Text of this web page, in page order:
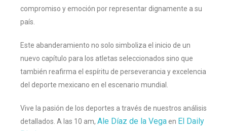
compromiso y emoción por representar dignamente a su
país​.
Este abanderamiento no solo simboliza el inicio de un
nuevo capítulo para los atletas seleccionados sino que
también reafirma el espíritu de perseverancia y excelencia
del deporte mexicano en el escenario mundial.
Vive la pasión de los deportes a través de nuestros análisis
detallados. A las 10 am, Ale Díaz de la Vegaen El Daily